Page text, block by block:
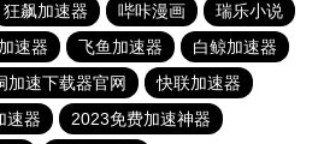
狂飙加速器 哔咔漫画
瑞乐小说
速器 飞鱼加速器
白鲸加速器
加速下载器官网
快联加速器
速器
2023免费加速神器